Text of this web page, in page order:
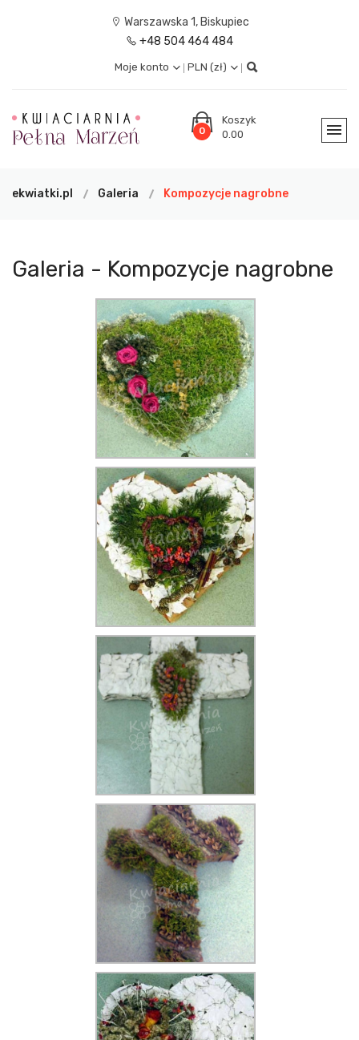
Warszawska 1, Biskupiec
+48 504 464 484
Moje konto PLN (zł)
0
Koszyk
0.00
ekwiatki.pl Galeria Kompozycje nagrobne
Galeria - Kompozycje nagrobne